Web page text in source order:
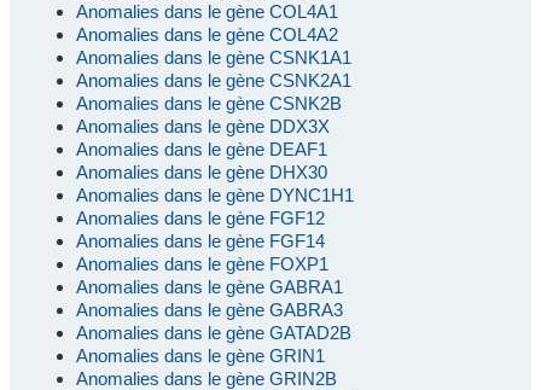
Anomalies dans le gène COL4A1
Anomalies dans le gène COL4A2
Anomalies dans le gène CSNK1A1
Anomalies dans le gène CSNK2A1
Anomalies dans le gène CSNK2B
Anomalies dans le gène DDX3X
Anomalies dans le gène DEAF1
Anomalies dans le gène DHX30
Anomalies dans le gène DYNC1H1
Anomalies dans le gène FGF12
Anomalies dans le gène FGF14
Anomalies dans le gène FOXP1
Anomalies dans le gène GABRA1
Anomalies dans le gène GABRA3
Anomalies dans le gène GATAD2B
Anomalies dans le gène GRIN1
Anomalies dans le gène GRIN2B